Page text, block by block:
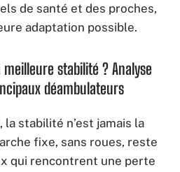
de santé et des proches,
adaptation possible.
stabilité ? Analyse
déambulateurs
la stabilité n’est jamais la
fixe, sans roues, reste
qui rencontrent une perte